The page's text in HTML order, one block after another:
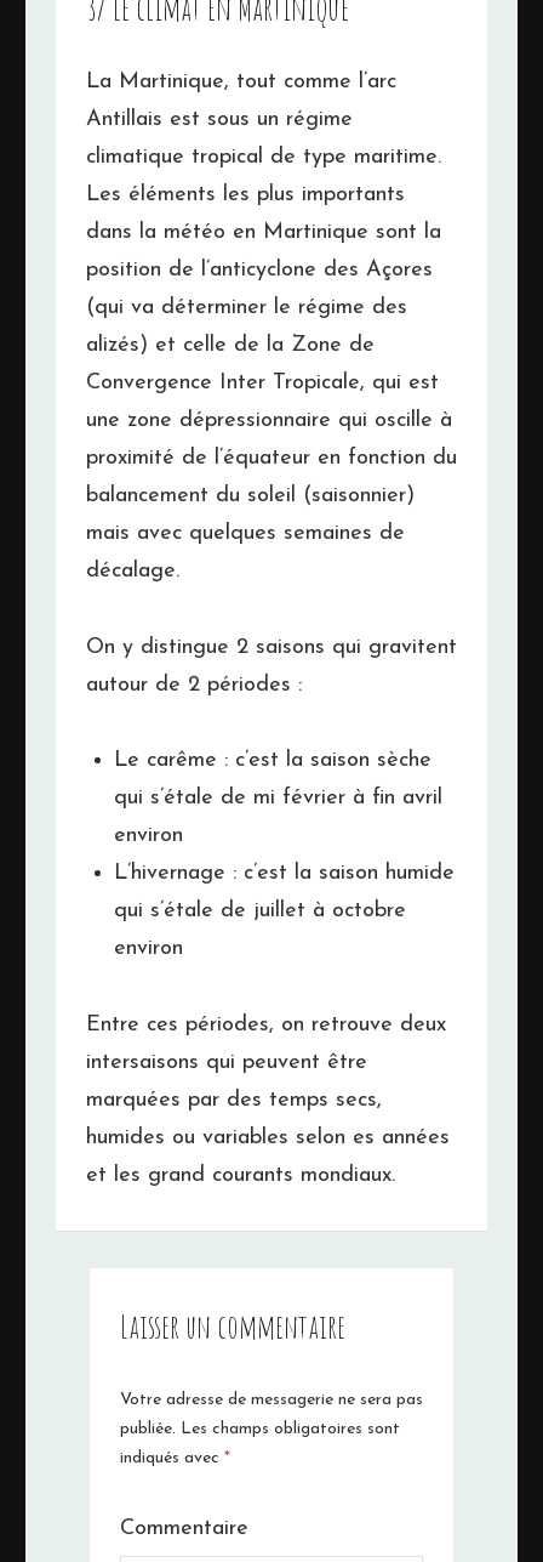
La Martinique, tout comme l’arc
Antillais est sous un régime
climatique tropical de type maritime.
Les éléments les plus importants
dans la météo en Martinique sont la
position de l’anticyclone des Açores
(qui va déterminer le régime des
alizés) et celle de la Zone de
Convergence Inter Tropicale, qui est
une zone dépressionnaire qui oscille à
proximité de l’équateur en fonction du
balancement du soleil (saisonnier)
mais avec quelques semaines de
décalage.
On y distingue 2 saisons qui gravitent
autour de 2 périodes :
Le carême : c’est la saison sèche
qui s’étale de mi février à fin avril
environ
L’hivernage : c’est la saison humide
qui s’étale de juillet à octobre
environ
Entre ces périodes, on retrouve deux
intersaisons qui peuvent être
marquées par des temps secs,
humides ou variables selon es années
et les grand courants mondiaux.
Laisser un commentaire
Votre adresse de messagerie ne sera pas
publiée. Les champs obligatoires sont
indiqués avec *
Commentaire